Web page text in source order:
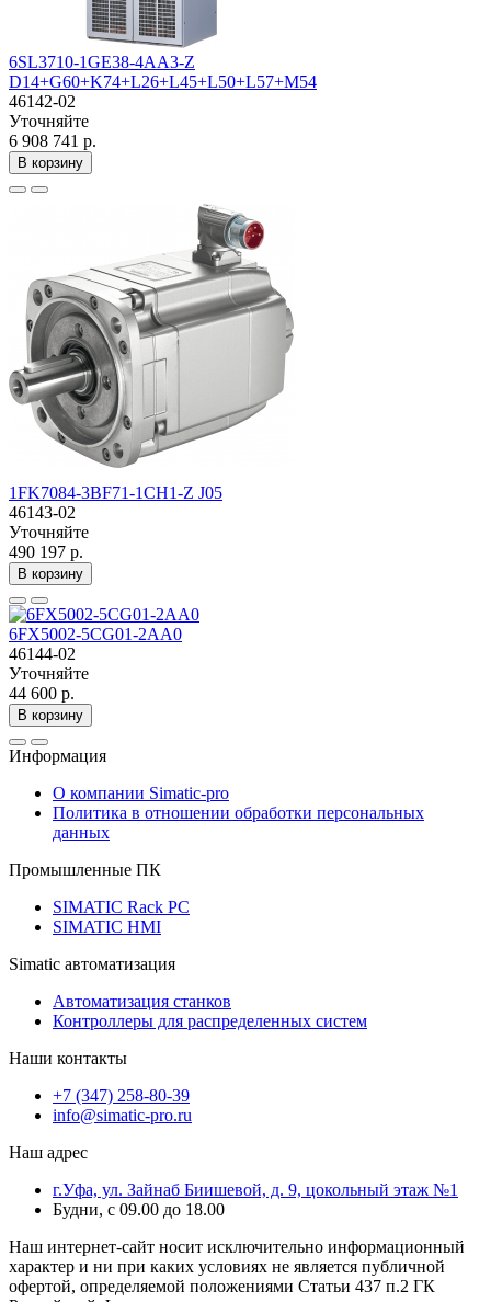
6SL3710-1GE38-4AA3-Z
D14+G60+K74+L26+L45+L50+L57+M54
46142-02
Уточняйте
6 908 741 р.
В корзину
1FK7084-3BF71-1CH1-Z J05
46143-02
Уточняйте
490 197 р.
В корзину
6FX5002-5CG01-2AA0
46144-02
Уточняйте
44 600 р.
В корзину
Информация
О компании Simatic-pro
Политика в отношении обработки персональных
данных
Промышленные ПК
SIMATIC Rack PC
SIMATIC HMI
Simatic автоматизация
Автоматизация станков
Контроллеры для распределенных систем
Наши контакты
+7 (347) 258-80-39
info@simatic-pro.ru
Наш адрес
г.Уфа, ул. Зайнаб Биишевой, д. 9, цокольный этаж №1
Будни, с 09.00 до 18.00
Наш интернет-сайт носит исключительно информационный
характер и ни при каких условиях не является публичной
офертой, определяемой положениями Статьи 437 п.2 ГК